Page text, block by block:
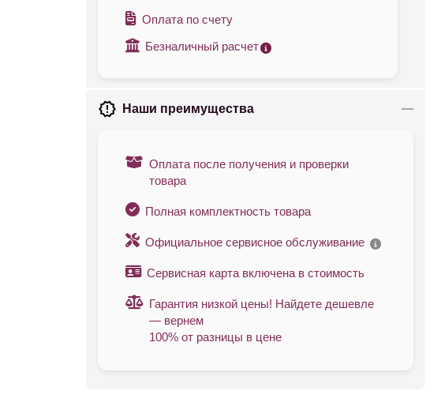
Оплата по счету
Безналичный расчет
Наши преимущества
Оплата после получения и проверки
товара
Полная комплектность товара
Официальное сервисное обслуживание
Сервисная карта включена в стоимость
Гарантия низкой цены! Найдете дешевле
— вернем
100% от разницы в цене